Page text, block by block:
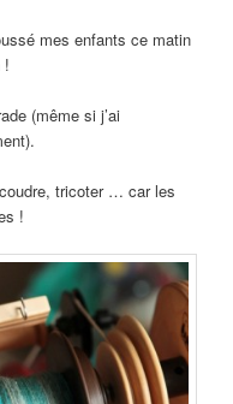
mes enfants ce matin
!
(même si j’ai
tricoter … car les
!